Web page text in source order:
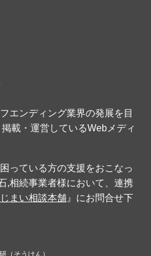
エンディング業界の発展を目
掲載・運営しているWebメディ
っている方の支援をおこなっ
,相続事業者様において、連携
まい相談本舗』にお問合せ下
（そうけん）.